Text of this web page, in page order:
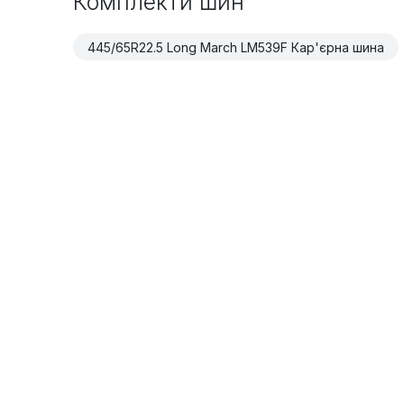
445/65R22.5 Long March LM539F Кар'єрна шина